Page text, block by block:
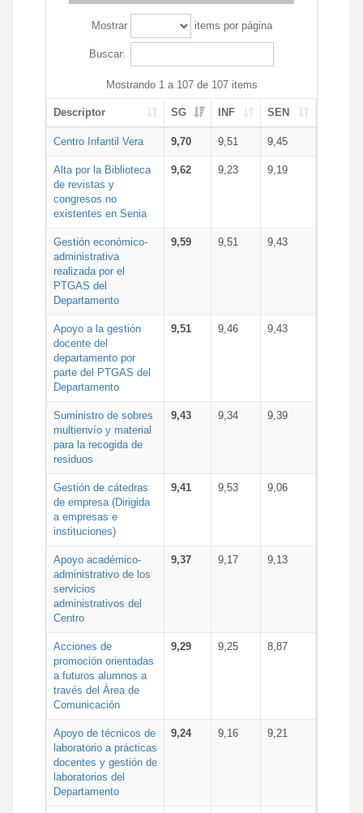
Mostrar items por página
Buscar:
Mostrando 1 a 107 de 107 items
Descriptor SG INF SEN
Centro Infantil Vera 9,70 9,51 9,45
Alta por la Biblioteca
de revistas y
congresos no
existentes en Senia
9,62 9,23 9,19
Gestión económico-
administrativa
realizada por el
PTGAS del
Departamento
9,59 9,51 9,43
Apoyo a la gestión
docente del
departamento por
parte del PTGAS del
Departamento
9,51 9,46 9,43
Suministro de sobres
multienvío y material
para la recogida de
residuos
9,43 9,34 9,39
Gestión de cátedras
de empresa (Dirigida
a empresas e
instituciones)
9,41 9,53 9,06
Apoyo académico-
administrativo de los
servicios
administrativos del
Centro
9,37 9,17 9,13
Acciones de
promoción orientadas
a futuros alumnos a
través del Área de
Comunicación
9,29 9,25 8,87
Apoyo de técnicos de
laboratorio a prácticas
docentes y gestión de
laboratorios del
Departamento
9,24 9,16 9,21